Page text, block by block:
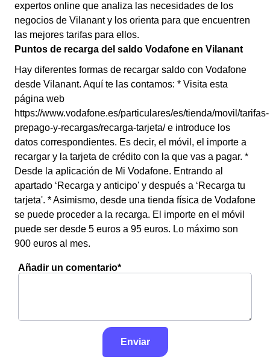
expertos online que analiza las necesidades de los
negocios de Vilanant y los orienta para que encuentren
las mejores tarifas para ellos.
Puntos de recarga del saldo Vodafone en Vilanant
Hay diferentes formas de recargar saldo con Vodafone
desde Vilanant. Aquí te las contamos: * Visita esta
página web
https://www.vodafone.es/particulares/es/tienda/movil/tarifas-
prepago-y-recargas/recarga-tarjeta/ e introduce los
datos correspondientes. Es decir, el móvil, el importe a
recargar y la tarjeta de crédito con la que vas a pagar. *
Desde la aplicación de Mi Vodafone. Entrando al
apartado ‘Recarga y anticipo' y después a ‘Recarga tu
tarjeta'. * Asimismo, desde una tienda física de Vodafone
se puede proceder a la recarga. El importe en el móvil
puede ser desde 5 euros a 95 euros. Lo máximo son
900 euros al mes.
Añadir un comentario*
Enviar